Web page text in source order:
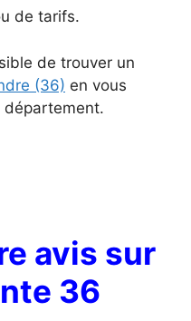
de tarifs.
de trouver un
(36) en vous
département.
avis sur
36